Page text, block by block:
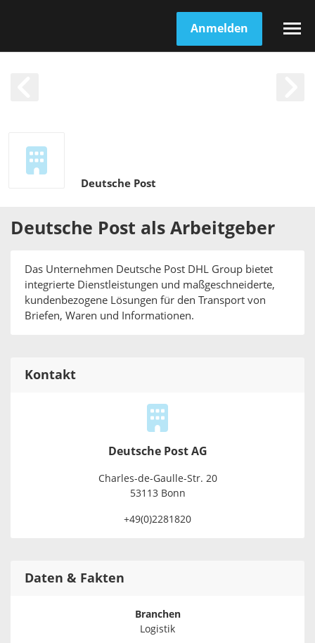
Anmelden
Deutsche Post
Deutsche Post als Arbeitgeber
Das Unternehmen Deutsche Post DHL Group bietet
integrierte Dienstleistungen und maßgeschneiderte,
kundenbezogene Lösungen für den Transport von
Briefen, Waren und Informationen.
Kontakt
Deutsche Post AG
Charles-de-Gaulle-Str. 20
53113 Bonn
+49(0)2281820
Daten & Fakten
Branchen
Logistik